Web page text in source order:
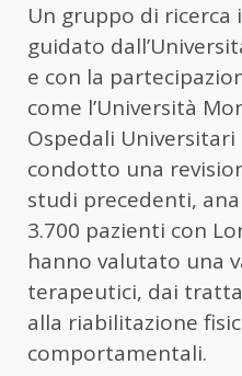
Un gruppo di ricerca
guidato
e con la
come l’Università
Ospedali Universitari
condotto una
studi precedenti,
3.700 pazienti con
hanno valutato una
terapeutici, dai
alla riabilitazione
comportamentali.